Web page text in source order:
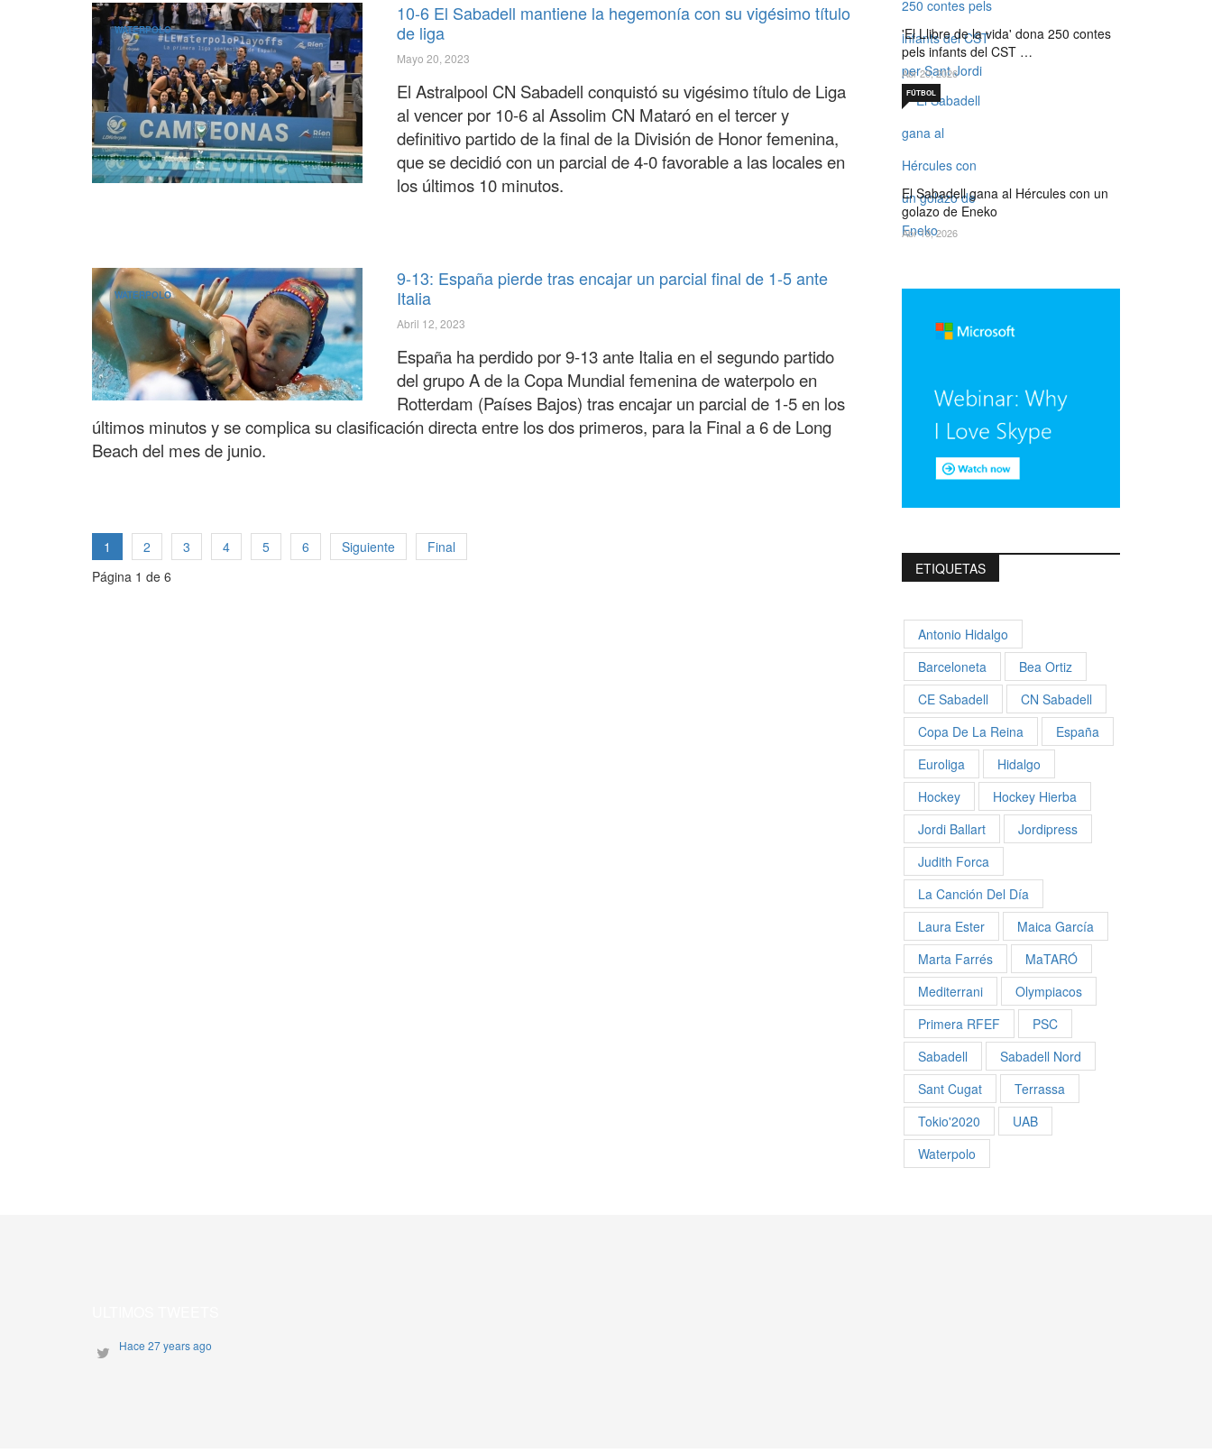
WATERPOLO
10-6 El Sabadell mantiene la hegemonía con su vigésimo título
de liga
Mayo 20, 2023
El Astralpool CN Sabadell conquistó su vigésimo título de Liga
al vencer por 10-6 al Assolim CN Mataró en el tercer y
definitivo partido de la final de la División de Honor femenina,
que se decidió con un parcial de 4-0 favorable a las locales en
los últimos 10 minutos.
WATERPOLO
9-13: España pierde tras encajar un parcial final de 1-5 ante
Italia
Abril 12, 2023
España ha perdido por 9-13 ante Italia en el segundo partido
del grupo A de la Copa Mundial femenina de waterpolo en
Rotterdam (Países Bajos) tras encajar un parcial de 1-5 en los
últimos minutos y se complica su clasificación directa entre los dos primeros, para la Final a 6 de Long
Beach del mes de junio.
1 2 3 4 5 6 Siguiente
Final
Página 1 de 6
'El Llibre de la vida' dona 250 contes
pels infants del CST …
Abr 20, 2026
El Sabadell gana al Hércules con un
golazo de Eneko
FÚTBOL
Abr 19, 2026
ETIQUETAS
Antonio Hidalgo
Barceloneta
Bea Ortiz
CE Sabadell
CN Sabadell
Copa De La Reina
España
Euroliga
Hidalgo
Hockey
Hockey Hierba
Jordi Ballart
Jordipress
Judith Forca
La Canción Del Día
Laura Ester
Maica García
Marta Farrés
MaTARÓ
Mediterrani
Olympiacos
Primera RFEF
PSC
Sabadell
Sabadell Nord
Sant Cugat
Terrassa
Tokio'2020
UAB
Waterpolo
Hace 27 years ago